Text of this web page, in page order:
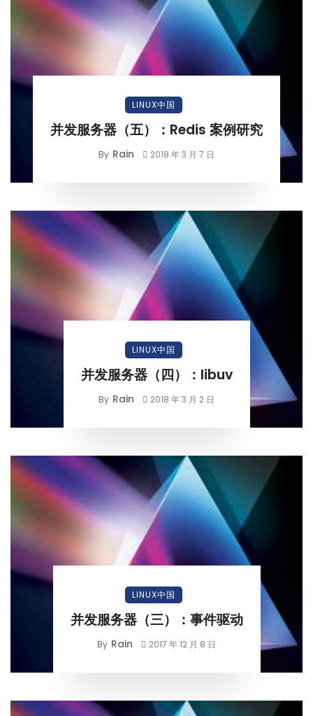
LINUX中国
并发服务器（五）：Redis 案例研究
By Rain 2018 年 3 月 7 日
LINUX中国
并发服务器（四）：libuv
By Rain 2018 年 3 月 2 日
LINUX中国
并发服务器（三）：事件驱动
By Rain 2017 年 12 月 8 日